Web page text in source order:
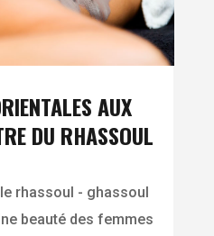
AUX
DU RHASSOUL
rhassoul - ghassoul
beauté des femmes